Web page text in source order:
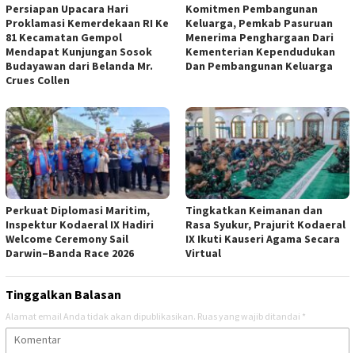
Persiapan Upacara Hari
Proklamasi Kemerdekaan RI Ke
81 Kecamatan Gempol
Mendapat Kunjungan Sosok
Budayawan dari Belanda Mr.
Crues Collen
Komitmen Pembangunan
Keluarga, Pemkab Pasuruan
Menerima Penghargaan Dari
Kementerian Kependudukan
Dan Pembangunan Keluarga
Perkuat Diplomasi Maritim,
Inspektur Kodaeral IX Hadiri
Welcome Ceremony Sail
Darwin–Banda Race 2026
Tingkatkan Keimanan dan
Rasa Syukur, Prajurit Kodaeral
IX Ikuti Kauseri Agama Secara
Virtual
Tinggalkan Balasan
Alamat email Anda tidak akan dipublikasikan. Ruas yang wajib ditandai *